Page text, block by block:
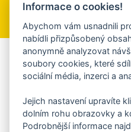
Přihlásit
Aplikace
Chcete dostávat do svého
ankety, pozvánky na
Více
Informace o cookies!
Abychom vám usnadnili
nabídli přizpůsobený
anonymně analyzovat
soubory cookies, které
sociální média, inzerci a
Jejich nastavení upravíte
dolním rohu obrazovky a
Podrobnější informace